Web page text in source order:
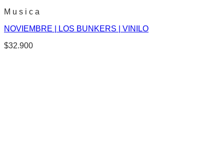
M u s i c a
NOVIEMBRE | LOS BUNKERS | VINILO
$32.900